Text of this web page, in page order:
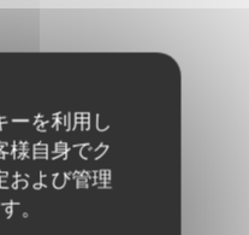
ーを利用し
様自身でク
および管理
。